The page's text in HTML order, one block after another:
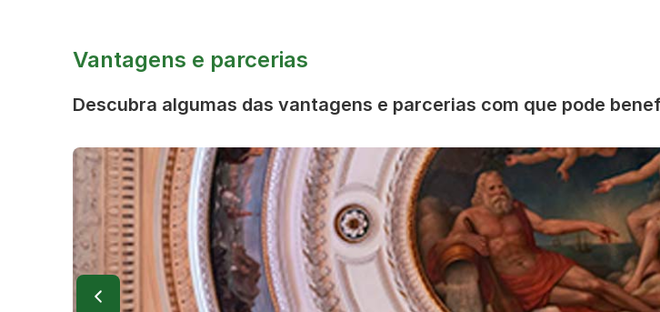
Vantagens e parcerias
Descubra algumas das vantagens e parcerias com que pode